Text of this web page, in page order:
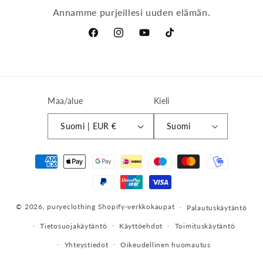
Annamme purjeillesi uuden elämän.
FacebookInstagramYouTubeTikTok
Maa/alue
Suomi | EUR €
Kieli
Suomi
Maksutavat
© 2026,puryeclothing Shopify-verkkokaupat Palautuskäytäntö
Tietosuojakäytäntö Käyttöehdot Toimituskäytäntö
Yhteystiedot Oikeudellinen huomautus